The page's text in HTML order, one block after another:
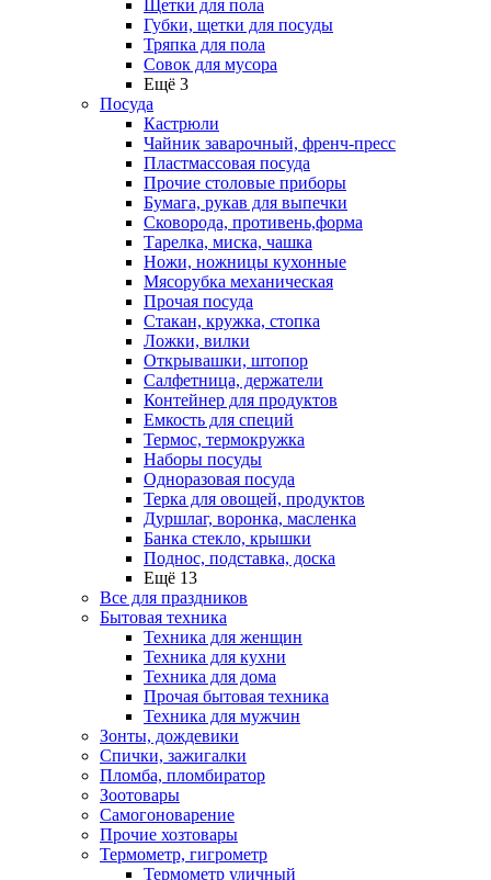
Щетки для пола
Губки, щетки для посуды
Тряпка для пола
Совок для мусора
Ещё 3
Посуда
Кастрюли
Чайник заварочный, френч-пресс
Пластмассовая посуда
Прочие столовые приборы
Бумага, рукав для выпечки
Сковорода, противень,форма
Тарелка, миска, чашка
Ножи, ножницы кухонные
Мясорубка механическая
Прочая посуда
Стакан, кружка, стопка
Ложки, вилки
Открывашки, штопор
Салфетница, держатели
Контейнер для продуктов
Емкость для специй
Термос, термокружка
Наборы посуды
Одноразовая посуда
Терка для овощей, продуктов
Дуршлаг, воронка, масленка
Банка стекло, крышки
Поднос, подставка, доска
Ещё 13
Все для праздников
Бытовая техника
Техника для женщин
Техника для кухни
Техника для дома
Прочая бытовая техника
Техника для мужчин
Зонты, дождевики
Спички, зажигалки
Пломба, пломбиратор
Зоотовары
Самогоноварение
Прочие хозтовары
Термометр, гигрометр
Термометр уличный